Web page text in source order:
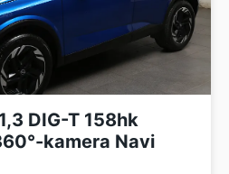
DIG-T 158hk
kamera Navi